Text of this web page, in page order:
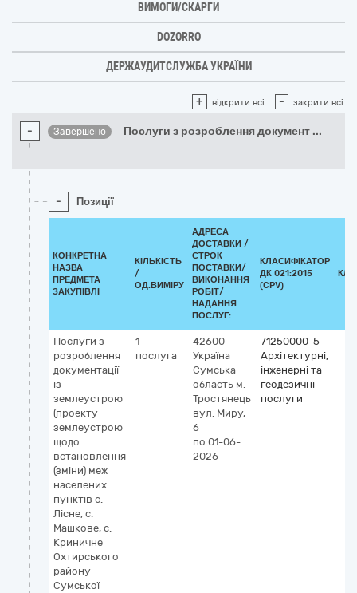
ВИМОГИ/СКАРГИ
DOZORRO
ДЕРЖАУДИТСЛУЖБА УКРАЇНИ
+ відкрити всі - закрити всі
- Завершено Послуги з розроблення документ ...
- Позиції
КОНКРЕТНА
НАЗВА
ПРЕДМЕТА
ЗАКУПІВЛІ
КІЛЬКІСТЬ
/
ОД.ВИМІРУ
АДРЕСА
ДОСТАВКИ /
СТРОК
ПОСТАВКИ/
ВИКОНАННЯ
РОБІТ/
НАДАННЯ
ПОСЛУГ:
КЛАСИФІКАТОР
ДК 021:2015
(CPV)
Послуги з
розроблення
документації
із
землеустрою
(проекту
землеустрою
щодо
встановлення
(зміни) меж
населених
пунктів с.
Лісне, с.
Машкове, с.
Криничне
Охтирського
району
Сумської
1
послуга
42600
Україна
Сумська
область м.
Тростянець
вул. Миру,
6
по 01-06-
2026
71250000-5
Архітектурні,
інженерні та
геодезичні
послуги